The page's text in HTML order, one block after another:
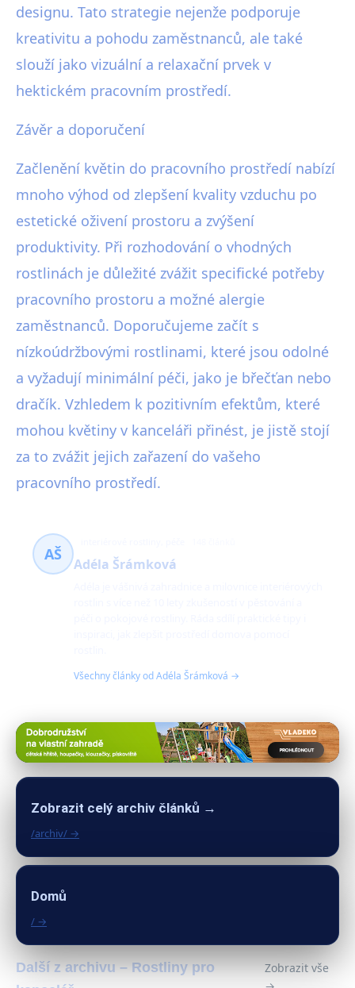
designu. Tato strategie nejenže podporuje
kreativitu a pohodu zaměstnanců, ale také
slouží jako vizuální a relaxační prvek v
hektickém pracovním prostředí.
Závěr a doporučení
Začlenění květin do pracovního prostředí nabízí
mnoho výhod od zlepšení kvality vzduchu po
estetické oživení prostoru a zvýšení
produktivity. Při rozhodování o vhodných
rostlinách je důležité zvážit specifické potřeby
pracovního prostoru a možné alergie
zaměstnanců. Doporučujeme začít s
nízkoúdržbovými rostlinami, které jsou odolné
a vyžadují minimální péči, jako je břečťan nebo
dračík. Vzhledem k pozitivním efektům, které
mohou květiny v kanceláři přinést, je jistě stojí
za to zvážit jejich zařazení do vašeho
pracovního prostředí.
AŠ
Adéla Šrámková
Všechny články od Adéla Šrámková →
Zobrazit celý archiv článků →
/archiv/ →
Domů
/ →
Další z archivu – Rostliny pro
Zobrazit vše